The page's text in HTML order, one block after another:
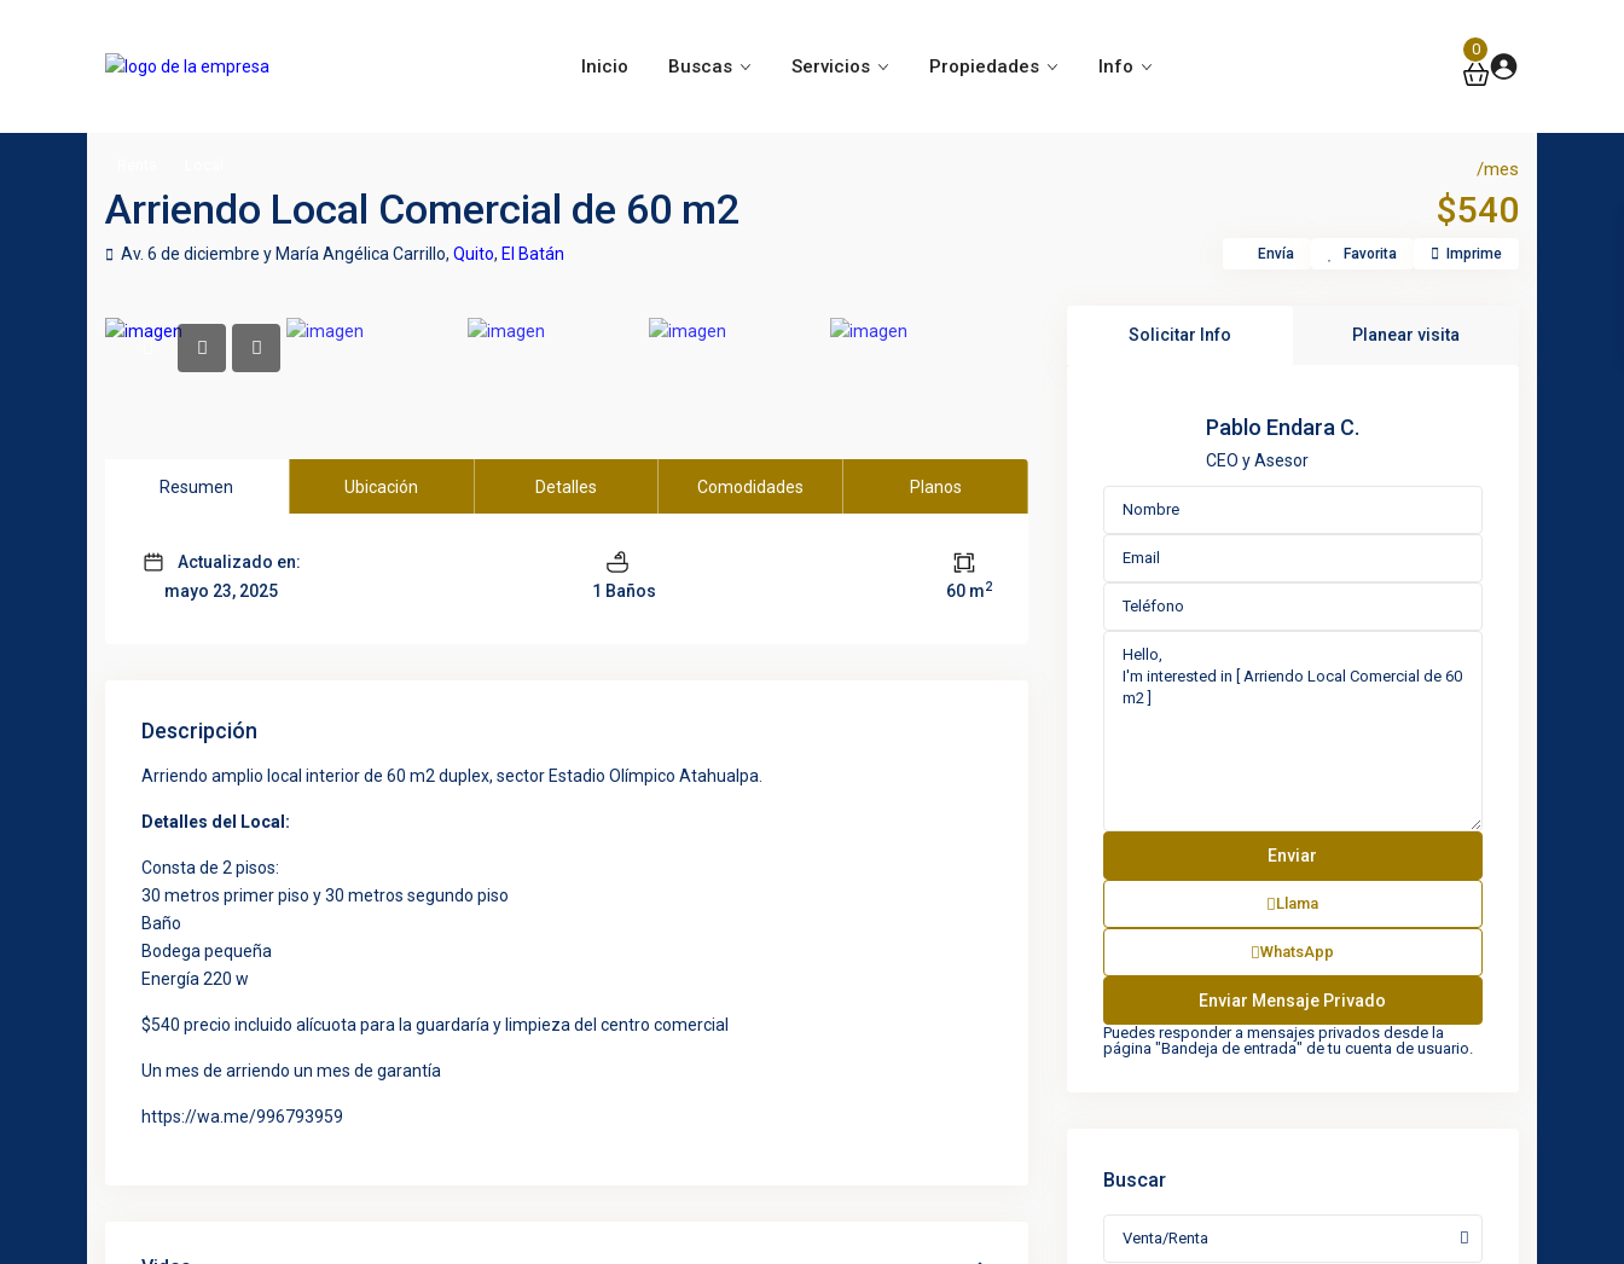
Inicio Buscas Servicios Propiedades Info
0
Arriendo Local Comercial de 60 m2
/mes
$540
Av. 6 de diciembre y María Angélica Carrillo, Quito, El Batán Envía Favorita Imprime
Resumen Ubicación Detalles Comodidades Planos
Actualizado en:
mayo 23, 2025
1 Baños 60 m2
Descripción
Arriendo amplio local interior de 60 m2 duplex, sector Estadio Olímpico Atahualpa.
Detalles del Local:
Consta de 2 pisos:
30 metros primer piso y 30 metros segundo piso
Baño
Bodega pequeña
Energía 220 w
$540 precio incluido alícuota para la guardaría y limpieza del centro comercial
Un mes de arriendo un mes de garantía
https://wa.me/996793959
Solicitar Info Planear visita
Pablo Endara C.
CEO y Asesor
Llama
WhatsApp
Puedes responder a mensajes privados desde la
página "Bandeja de entrada" de tu cuenta de usuario.
Buscar
Venta/Renta